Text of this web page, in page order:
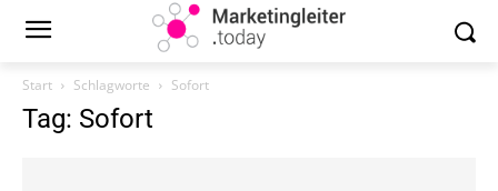
Start Schlagworte Sofort
Tag: Sofort